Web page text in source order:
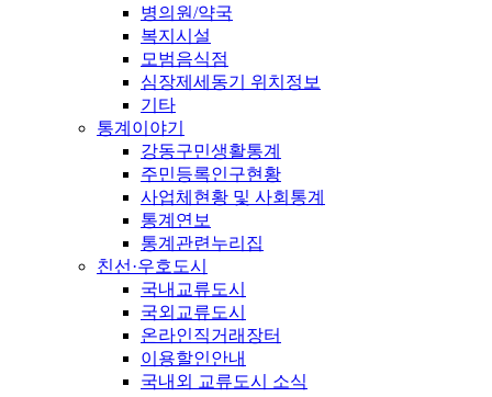
병의원/약국
복지시설
모범음식점
심장제세동기 위치정보
기타
통계이야기
강동구민생활통계
주민등록인구현황
사업체현황 및 사회통계
통계연보
통계관련누리집
친선·우호도시
국내교류도시
국외교류도시
온라인직거래장터
이용할인안내
국내외 교류도시 소식